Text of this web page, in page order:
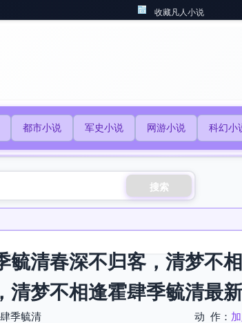
收藏凡人小说
都市小说 军史小说 网游小说 科幻小
搜索
毓清春深不归客，清梦不
清梦不相逢霍肆季毓清最
季毓清 动 作：